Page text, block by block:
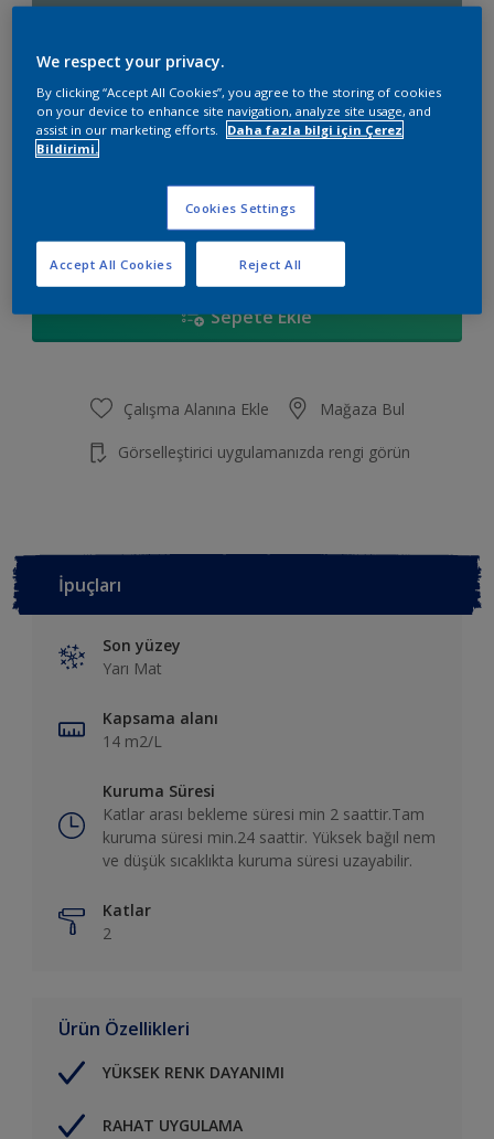
30BG 37/110
Boyut
2,5 L 15 L
Hesapla
Sepete Ekle
Çalışma Alanına Ekle Mağaza Bul
Görselleştirici uygulamanızda rengi görün
İpuçları
Son yüzey
Yarı Mat
Kapsama alanı
14 m2/L
Kuruma Süresi
Katlar arası bekleme süresi min 2 saattir.Tam
kuruma süresi min.24 saattir. Yüksek bağıl nem
ve düşük sıcaklıkta kuruma süresi uzayabilir.
Katlar
2
Ürün Özellikleri
YÜKSEK RENK DAYANIMI
RAHAT UYGULAMA
We respect your privacy.
By clicking “Accept All Cookies”, you agree to the storing of cookies
on your device to enhance site navigation, analyze site usage, and
assist in our marketing efforts.
Daha fazla bilgi için Çerez
Bildirimi.
Cookies Settings
Reject All
Accept All Cookies